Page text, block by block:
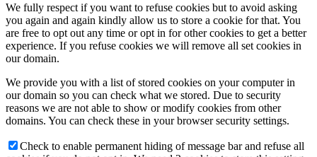
We fully respect if you want to refuse cookies but to avoid asking
you again and again kindly allow us to store a cookie for that. You
are free to opt out any time or opt in for other cookies to get a better
experience. If you refuse cookies we will remove all set cookies in
our domain.
We provide you with a list of stored cookies on your computer in
our domain so you can check what we stored. Due to security
reasons we are not able to show or modify cookies from other
domains. You can check these in your browser security settings.
Check to enable permanent hiding of message bar and refuse all